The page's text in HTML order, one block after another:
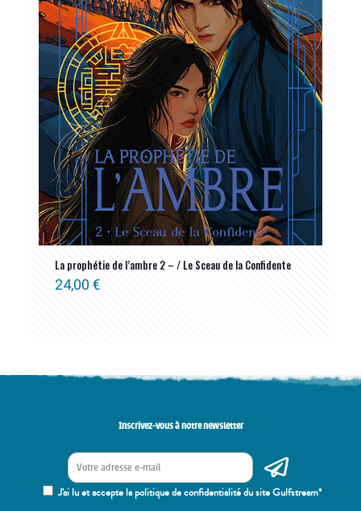
La prophétie de l’ambre 2 – / Le Sceau de la Confidente
24,00 €
Inscrivez-vous à notre newsletter
J'ai lu et accepte la politique de confidentialité du site Gulfstream*